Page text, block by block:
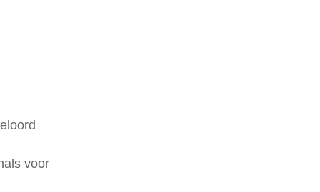
voor